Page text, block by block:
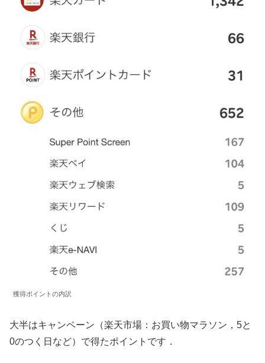
獲得ポイントの内訳
大半はキャンペーン（楽天市場：お買い物マラソン，5と
0のつく日など）で得たポイントです．